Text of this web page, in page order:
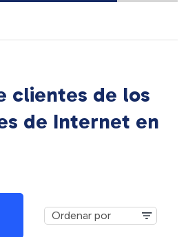
clientes de los
de Internet en